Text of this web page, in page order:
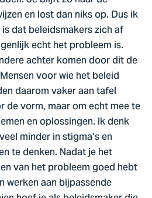
en lost dan niks op. Dus ik
dat beleidsmakers zich af
echt het probleem is.
achter komen door dit de
voor wie het beleid
daarom vaker aan tafel
de vorm, maar om echt mee te
en oplossingen. Ik denk
minder in stigma’s en
te denken. Nadat je het
van het probleem goed hebt
werken aan bijpassende